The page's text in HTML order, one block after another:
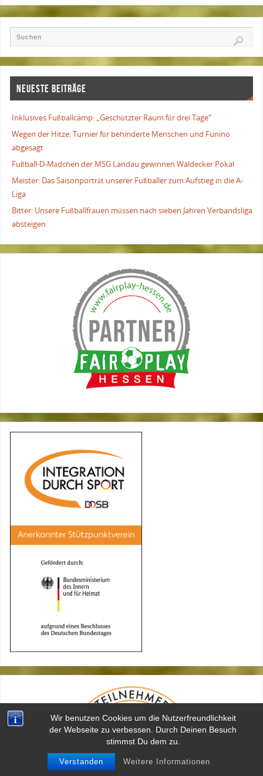
Wir benutzen Cookies um die Nutzerfreundlichkeit
der Webseite zu verbessen. Durch Deinen Besuch
stimmst Du dem zu.
Verstanden Weitere Informationen
NEUESTE BEITRÄGE
Inklusives Fußballcamp: „Geschützter Raum für drei Tage“
Wegen der Hitze: Turnier für behinderte Menschen und Funino
abgesagt
Fußball-D-Mädchen der MSG Landau gewinnen Waldecker Pokal
Meister: Das Saisonporträt unserer Fußballer zum Aufstieg in die A-
Liga
Bitter: Unsere Fußballfrauen müssen nach sieben Jahren Verbandsliga
absteigen